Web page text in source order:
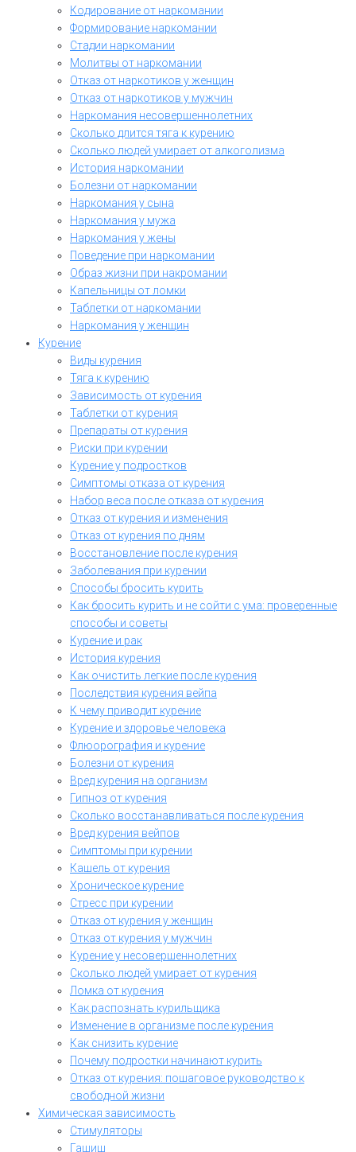
Кодирование от наркомании
Формирование наркомании
Стадии наркомании
Молитвы от наркомании
Отказ от наркотиков у женщин
Отказ от наркотиков у мужчин
Наркомания несовершеннолетних
Сколько длится тяга к курению
Сколько людей умирает от алкоголизма
История наркомании
Болезни от наркомании
Наркомания у сына
Наркомания у мужа
Наркомания у жены
Поведение при наркомании
Образ жизни при накромании
Капельницы от ломки
Таблетки от наркомании
Наркомания у женщин
Курение
Виды курения
Тяга к курению
Зависимость от курения
Таблетки от курения
Препараты от курения
Риски при курении
Курение у подростков
Симптомы отказа от курения
Набор веса после отказа от курения
Отказ от курения и изменения
Отказ от курения по дням
Восстановление после курения
Заболевания при курении
Способы бросить курить
Как бросить курить и не сойти с ума: проверенные
способы и советы
Курение и рак
История курения
Как очистить легкие после курения
Последствия курения вейпа
К чему приводит курение
Курение и здоровье человека
Флюорография и курение
Болезни от курения
Вред курения на организм
Гипноз от курения
Сколько восстанавливаться после курения
Вред курения вейпов
Симптомы при курении
Кашель от курения
Хроническое курение
Стресс при курении
Отказ от курения у женщин
Отказ от курения у мужчин
Курение у несовершеннолетних
Сколько людей умирает от курения
Ломка от курения
Как распознать курильщика
Изменение в организме после курения
Как снизить курение
Почему подростки начинают курить
Отказ от курения: пошаговое руководство к
свободной жизни
Химическая зависимость
Стимуляторы
Гашиш